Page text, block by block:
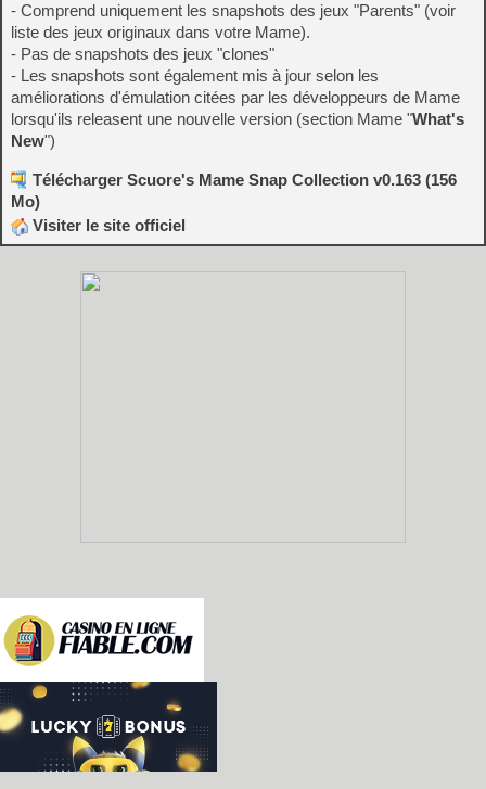
- Comprend uniquement les snapshots des jeux "Parents" (voir
liste des jeux originaux dans votre Mame).
- Pas de snapshots des jeux "clones"
- Les snapshots sont également mis à jour selon les
améliorations d'émulation citées par les développeurs de Mame
lorsqu'ils releasent une nouvelle version (section Mame "What's
New")
Télécharger Scuore's Mame Snap Collection v0.163 (156
Mo)
Visiter le site officiel